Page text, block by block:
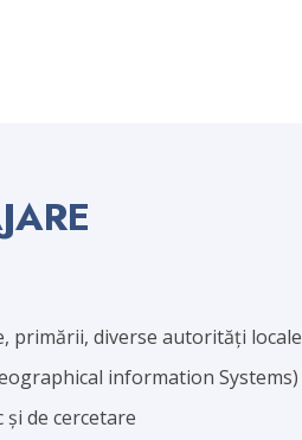
primării, diverse autorități locale
information Systems)
și de cercetare